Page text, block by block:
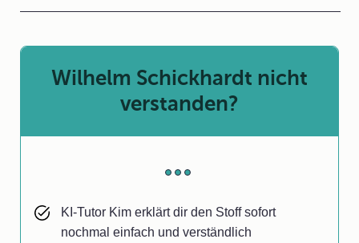
Wilhelm Schickhardt nicht
verstanden?
KI-Tutor Kim erklärt dir den Stoff sofort
nochmal einfach und verständlich